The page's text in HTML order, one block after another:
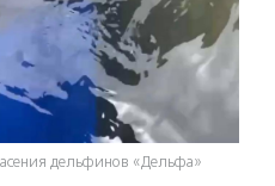
дельфинов «Дельфа»